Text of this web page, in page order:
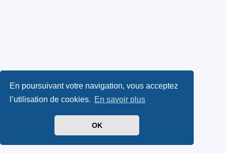
En poursuivant votre navigation, vous acceptez
l’utilisation de cookies. En savoir plus
OK